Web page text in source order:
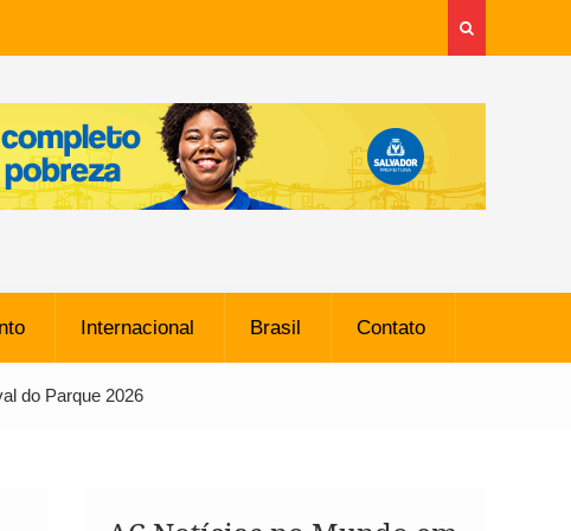
Internacional Brasil Contato
do Parque 2026